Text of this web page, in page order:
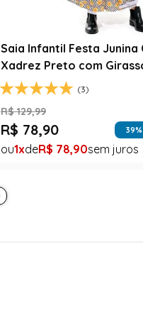
Fantasia Noiva Junina
Branca com Véu e Laços
R$ 139 99
R$ 79 , 99
R$